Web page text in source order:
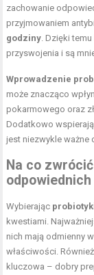
zachowanie
przyjmowaniem
godziny . Dzięki
przyswojenia i są
Wprowadzenie
może znacząco
pokarmowego oraz
Dodatkowo
jest niezwykle ważne
Na co
Wybierając
kwestiami.
nich mają odmienny
właściwości. Również
kluczowa – dobry